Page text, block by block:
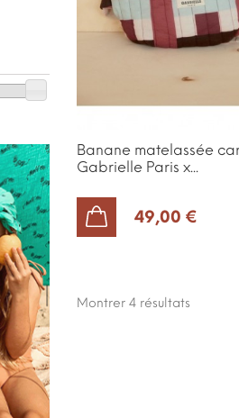
Banane matelassée
Gabrielle Paris x...
49,00 €
Montrer 4 résultats